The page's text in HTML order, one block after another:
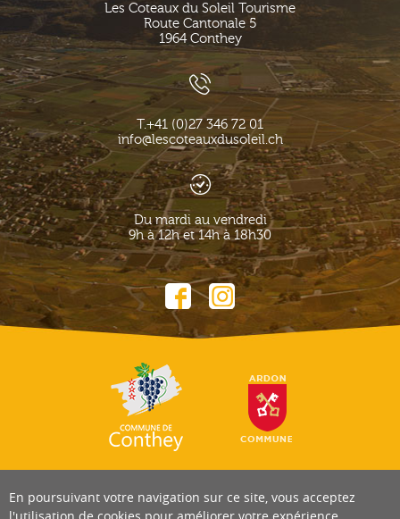
Les Coteaux du Soleil Tourisme
Route Cantonale 5
1964 Conthey
T.+41 (0)27 346 72 01
info@lescoteauxdusoleil.ch
Du mardi au vendredi
9h à 12h et 14h à 18h30
En poursuivant votre navigation sur ce site, vous acceptez